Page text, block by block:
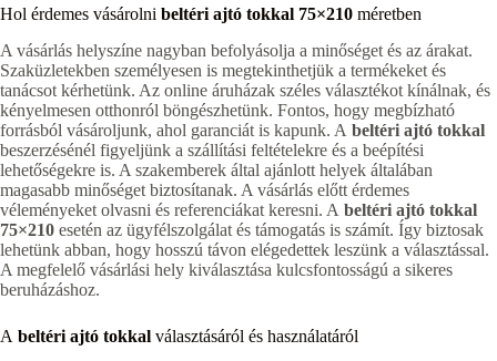
Hol érdemes vásárolni beltéri ajtó tokkal 75×210 méretben
A vásárlás helyszíne nagyban befolyásolja a minőséget és az árakat.
Szaküzletekben személyesen is megtekinthetjük a termékeket és
tanácsot kérhetünk. Az online áruházak széles választékot kínálnak, és
kényelmesen otthonról böngészhetünk. Fontos, hogy megbízható
forrásból vásároljunk, ahol garanciát is kapunk. A beltéri ajtó tokkal
beszerzésénél figyeljünk a szállítási feltételekre és a beépítési
lehetőségekre is. A szakemberek által ajánlott helyek általában
magasabb minőséget biztosítanak. A vásárlás előtt érdemes
véleményeket olvasni és referenciákat keresni. A beltéri ajtó tokkal
75×210 esetén az ügyfélszolgálat és támogatás is számít. Így biztosak
lehetünk abban, hogy hosszú távon elégedettek leszünk a választással.
A megfelelő vásárlási hely kiválasztása kulcsfontosságú a sikeres
beruházáshoz.
A beltéri ajtó tokkal választásáról és használatáról